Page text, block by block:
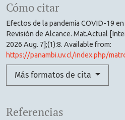
Cómo citar
Efectos de la pandemia COVID-19
Revisión de Alcance. Mat.Actual
2026 Aug. 7];(1):8. Available from:
https://panambi.uv.cl/index.php/
Más formatos de cita
Referencias